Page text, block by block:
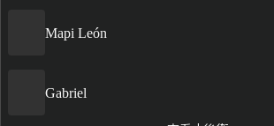
Mapi León
Gabriel